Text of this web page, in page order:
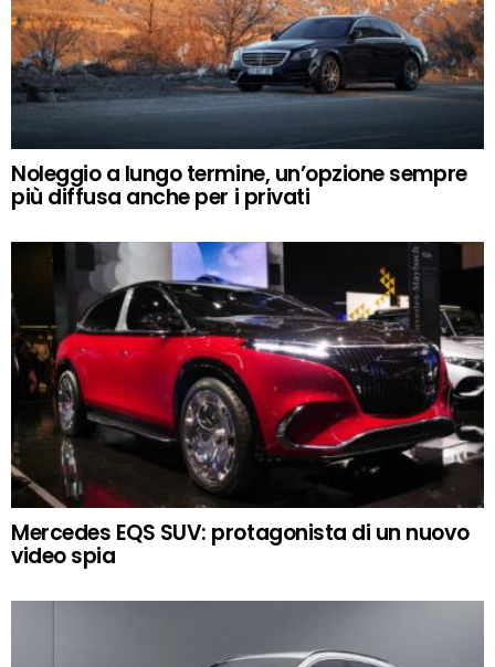
Noleggio a lungo termine, un’opzione sempre
più diffusa anche per i privati
Mercedes EQS SUV: protagonista di un nuovo
video spia